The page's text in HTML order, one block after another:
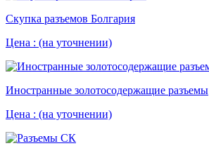
Скупка разъемов Болгария
Цена : (на уточнении)
Иностранные золотосодержащие разъемы
Цена : (на уточнении)